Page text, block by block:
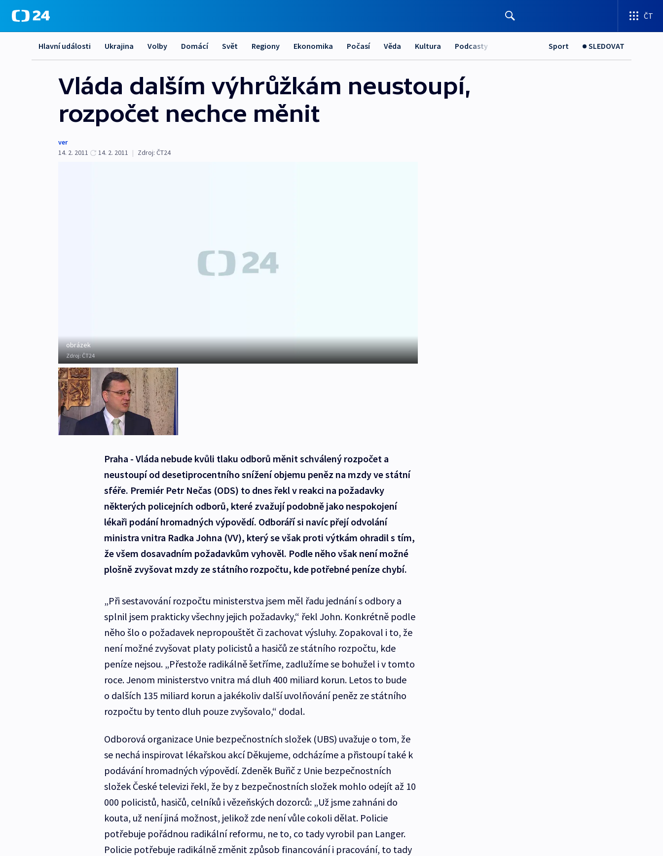
ČT
Hlavní události Ukrajina Volby Domácí Svět Regiony Ekonomika Počasí Věda Kultura Podcasty Sport SLEDOVAT
Vláda dalším výhrůžkám neustoupí,
rozpočet nechce měnit
ver
14. 2. 2011
14. 2. 2011 | Zdroj: ČT24
obrázek
Zdroj:ČT24
Praha - Vláda nebude kvůli tlaku odborů měnit schválený rozpočet a
neustoupí od desetiprocentního snížení objemu peněz na mzdy ve státní
sféře. Premiér Petr Nečas (ODS) to dnes řekl v reakci na požadavky
některých policejních odborů, které zvažují podobně jako nespokojení
lékaři podání hromadných výpovědí. Odboráří si navíc přejí odvolání
ministra vnitra Radka Johna (VV), který se však proti výtkám ohradil s tím,
že všem dosavadním požadavkům vyhověl. Podle něho však není možné
plošně zvyšovat mzdy ze státního rozpočtu, kde potřebné peníze chybí.
„Při sestavování rozpočtu ministerstva jsem měl řadu jednání s odbory a
splnil jsem prakticky všechny jejich požadavky,“ řekl John. Konkrétně podle
něho šlo o požadavek nepropouštět či zachovat výsluhy. Zopakoval i to, že
není možné zvyšovat platy policistů a hasičů ze státního rozpočtu, kde
peníze nejsou. „Přestože radikálně šetříme, zadlužíme se bohužel i v tomto
roce. Jenom ministerstvo vnitra má dluh 400 miliard korun. Letos to bude
o dalších 135 miliard korun a jakékoliv další uvolňování peněz ze státního
rozpočtu by tento dluh pouze zvyšovalo,“ dodal.
Odborová organizace Unie bezpečnostních složek (UBS) uvažuje o tom, že
se nechá inspirovat lékařskou akcí Děkujeme, odcházíme a přistoupí také k
podávání hromadných výpovědí. Zdeněk Buřič z Unie bezpečnostních
složek České televizi řekl, že by z bezpečnostních složek mohlo odejít až 10
000 policistů, hasičů, celníků i vězeňských dozorců: „Už jsme zahnáni do
kouta, už není jiná možnost, jelikož zde není vůle cokoli dělat. Policie
potřebuje pořádnou radikální reformu, ne to, co tady vyrobil pan Langer.
Policie potřebuje radikálně změnit způsob financování i pracování, to tady